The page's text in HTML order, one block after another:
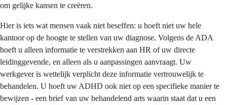
om gelijke kansen te creëren.
Hier is iets wat mensen vaak niet beseffen: u hoeft niet uw hele
kantoor op de hoogte te stellen van uw diagnose. Volgens de ADA
hoeft u alleen informatie te verstrekken aan HR of uw directe
leidinggevende, en alleen als u aanpassingen aanvraagt. Uw
werkgever is wettelijk verplicht deze informatie vertrouwelijk te
behandelen. U hoeft uw ADHD ook niet op een specifieke manier te
bewijzen - een brief van uw behandelend arts waarin staat dat u een